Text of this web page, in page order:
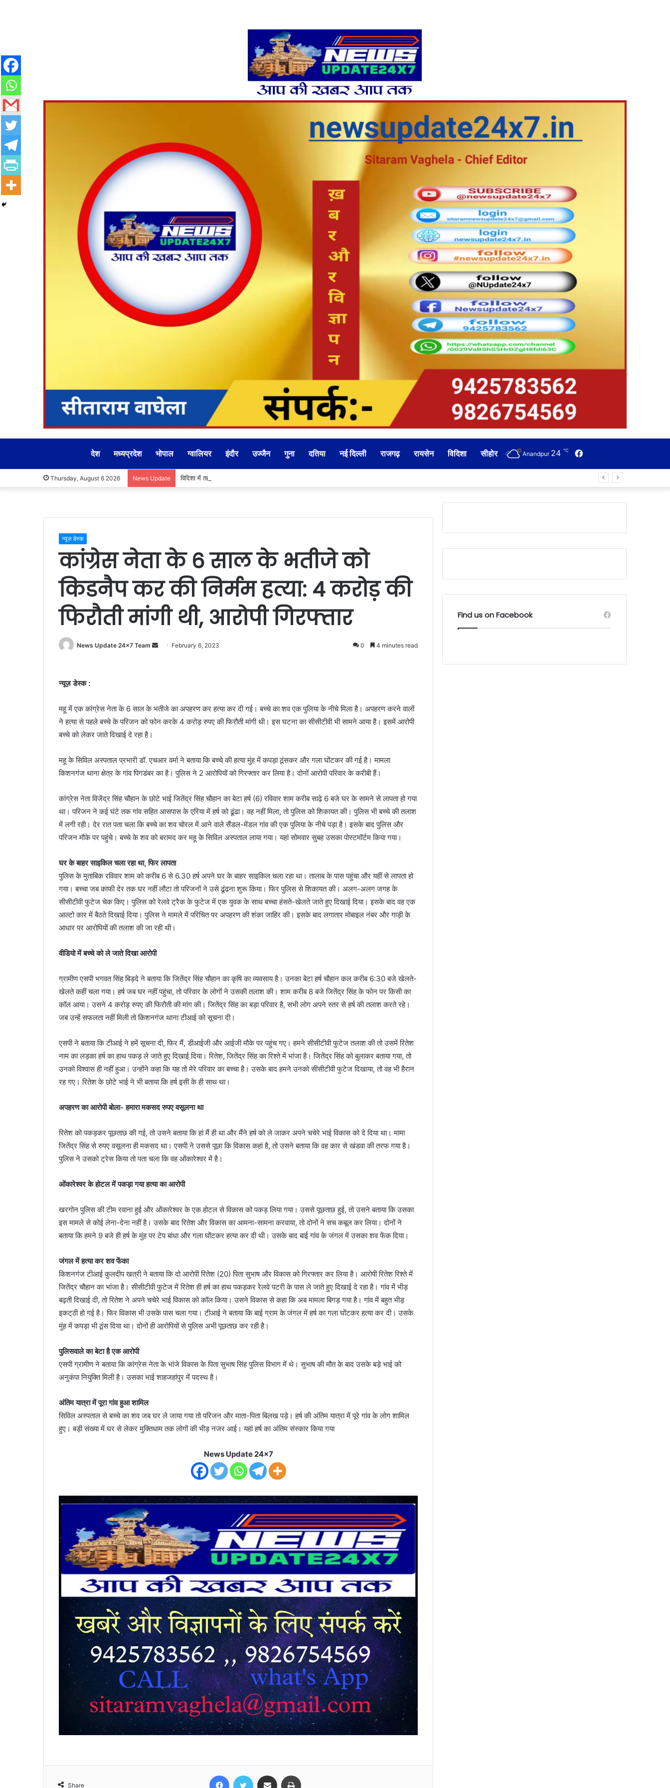
देश मध्यप्रदेश भोपाल ग्वालियर इंदौर उज्जैन गुना दतिया नई दिल्ली राजगढ़ रायसेन विदिशा सीहोर Facebook
Anandpur 24 ℃
Thursday, August 6 2026 News Update विदिशा में तहसीलदार-नायब तहसीलदारों के प्रभार बदले, कलेक्टर ने जारी किए नए पदस्थापना आदेश
न्यूज़ डेस्क
कांग्रेस नेता के 6 साल के भतीजे को
किडनैप कर की निर्मम हत्या: 4 करोड़ की
फिरौती मांगी थी, आरोपी गिरफ्तार
News Update 24x7 Team
Send February 6, 2023 0 4 minutes read
न्यूज़ डेस्क :
महू में एक कांग्रेस नेता के 6 साल के भतीजे का अपहरण कर हत्या कर दी गई। बच्चे का शव एक पुलिया के नीचे मिला है। अपहरण करने वालों
ने हत्या से पहले बच्चे के परिजन को फोन करके 4 करोड़ रुपए की फिरौती मांगी थी। इस घटना का सीसीटीवी भी सामने आया है। इसमें आरोपी
बच्चे को लेकर जाते दिखाई दे रहा है।
महू के सिविल अस्पताल प्रभारी डॉ. एचआर वर्मा ने बताया कि बच्चे की हत्या मुंह में कपड़ा ठूंसकर और गला घोंटकर की गई है। मामला
किशनगंज थाना क्षेत्र के गांव पिगडंबर का है। पुलिस ने 2 आरोपियों को गिरफ्तार कर लिया है। दोनों आरोपी परिवार के करीबी हैं।
कांग्रेस नेता विजेंद्र सिंह चौहान के छोटे भाई जितेंद्र सिंह चौहान का बेटा हर्ष (6) रविवार शाम करीब साढ़े 6 बजे घर के सामने से लापता हो गया
था। परिजन ने कई घंटे तक गांव सहित आसपास के एरिया में हर्ष को ढूंढा। वह नहीं मिला, तो पुलिस को शिकायत की। पुलिस भी बच्चे की तलाश
में लगी रही। देर रात पता चला कि बच्चे का शव चोरल में आने वाले सैंडल-मेंडल गांव की एक पुलिया के नीचे पड़ा है। इसके बाद पुलिस और
परिजन मौके पर पहुंचे। बच्चे के शव को बरामद कर महू के सिविल अस्पताल लाया गया। यहां सोमवार सुबह उसका पोस्टमॉर्टम किया गया।
घर के बाहर साइकिल चला रहा था, फिर लापता
पुलिस के मुताबिक रविवार शाम को करीब 6 से 6.30 हर्ष अपने घर के बाहर साइकिल चला रहा था। तालाब के पास पहुंचा और यहीं से लापता हो
गया। बच्चा जब काफी देर तक घर नहीं लौटा तो परिजनों ने उसे ढूंढना शुरू किया। फिर पुलिस से शिकायत की। अलग-अलग जगह के
सीसीटीवी फुटेज चेक किए। पुलिस को रेलवे ट्रैक के फुटेज में एक युवक के साथ बच्चा हंसते-खेलते जाते हुए दिखाई दिया। इसके बाद वह एक
आल्टो कार में बैठते दिखाई दिया। पुलिस ने मामले में परिचित पर अपहरण की शंका जाहिर की। इसके बाद लगातार मोबाइल नंबर और गाड़ी के
आधार पर आरोपियों की तलाश की जा रही थी।
वीडियो में बच्चे को ले जाते दिखा आरोपी
ग्रामीण एसपी भगवत सिंह बिड़दे ने बताया कि जितेंद्र सिंह चौहान का कृषि का व्यवसाय है। उनका बेटा हर्ष चौहान कल करीब 6:30 बजे खेलते-
खेलते कहीं चला गया। हर्ष जब घर नहीं पहुंचा, तो परिवार के लोगों ने उसकी तलाश की। शाम करीब 8 बजे जितेंद्र सिंह के फोन पर किसी का
कॉल आया। उसने 4 करोड़ रुपए की फिरौती की मांग की। जितेंद्र सिंह का बड़ा परिवार है, सभी लोग अपने स्तर से हर्ष की तलाश करते रहे।
जब उन्हें सफलता नहीं मिली तो किशनगंज थाना टीआई को सूचना दी।
एसपी ने बताया कि टीआई ने हमें सूचना दी, फिर मैं, डीआईजी और आईजी मौके पर पहुंच गए। हमने सीसीटीवी फुटेज तलाश की तो उसमें रितेश
नाम का लड़का हर्ष का हाथ पकड़ ले जाते हुए दिखाई दिया। रितेश, जितेंद्र सिंह का रिश्ते में भांजा है। जितेंद्र सिंह को बुलाकर बताया गया, तो
उनको विश्वास ही नहीं हुआ। उन्होंने कहा कि यह तो मेरे परिवार का बच्चा है। उसके बाद हमने उनको सीसीटीवी फुटेज दिखाया, तो वह भी हैरान
रह गए। रितेश के छोटे भाई ने भी बताया कि हर्ष इसी के ही साथ था।
अपहरण का आरोपी बोला- हमारा मकसद रुपए वसूलना था
रितेश को पकड़कर पूछताछ की गई, तो उसने बताया कि हां मैं ही था और मैंने हर्ष को ले जाकर अपने चचेरे भाई विकास को दे दिया था। मामा
जितेंद्र सिंह से रुपए वसूलना ही मकसद था। एसपी ने उससे पूछा कि विकास कहां है, तो उसने बताया कि वह कार से खंडवा की तरफ गया है।
पुलिस ने उसको ट्रेस किया तो पता चला कि वह ओंकारेश्वर में है।
ओंकारेश्वर के होटल में पकड़ा गया हत्या का आरोपी
खरगोन पुलिस की टीम रवाना हुई और ओंकारेश्वर के एक होटल से विकास को पकड़ लिया गया। उससे पूछताछ हुई, तो उसने बताया कि उसका
इस मामले से कोई लेना-देना नहीं है। उसके बाद रितेश और विकास का आमना-सामना करवाया, तो दोनों ने सच कबूल कर लिया। दोनों ने
बताया कि हमने 9 बजे ही हर्ष के मुंह पर टेप बांधा और गला घोंटकर हत्या कर दी थी। उसके बाद बाई गांव के जंगल में उसका शव फेंक दिया।
जंगल में हत्या कर शव फेंका
किशनगंज टीआई कुलदीप खत्री ने बताया कि दो आरोपी रितेश (20) पिता सुभाष और विकास को गिरफ्तार कर लिया है। आरोपी रितेश रिश्ते में ​​​​​​
जितेंद्र चौहान का भांजा है। सीसीटीवी फुटेज में रितेश ही हर्ष का हाथ पकड़कर रेलवे पटरी के पास ले जाते हुए दिखाई दे रहा है। गांव में भीड़
बढ़ती दिखाई दी, तो रितेश ने अपने चचेरे भाई विकास को कॉल किया। उसने विकास से कहा कि अब मामला बिगड़ गया है। गांव में बहुत भीड़
इकट्‌ठी हो गई है। फिर विकास भी उसके पास चला गया। टीआई ने बताया कि बाई ग्राम के जंगल में हर्ष का गला घोंटकर हत्या कर दी। उसके
मुंह में कपड़ा भी ठूंस दिया था। दोनों ही आरोपियों से पुलिस अभी पूछताछ कर रही है।
पुलिसवाले का बेटा है एक आरोपी
एसपी ग्रामीण ने बताया कि कांग्रेस नेता के भांजे विकास के पिता सुभाष सिंह पुलिस विभाग में थे। सुभाष की मौत के बाद उसके बड़े भाई को
अनुकंपा नियुक्ति मिली है। उसका भाई शाहजहांपुर में पदस्थ है।
अंतिम यात्रा में पूरा गांव हुआ शामिल
सिविल अस्पताल से बच्चे का शव जब घर ले जाया गया तो परिजन और माता-पिता बिलख पड़े। हर्ष की अंतिम यात्रा में पूरे गांव के लोग शामिल
हुए। बड़ी संख्या में घर से लेकर मुक्तिधाम तक लोगों की भीड़ नजर आई। यहां हर्ष का अंतिम संस्कार किया गया
News Update 24x7
Share
FacebookTwitter Share via Email
Find us on Facebook